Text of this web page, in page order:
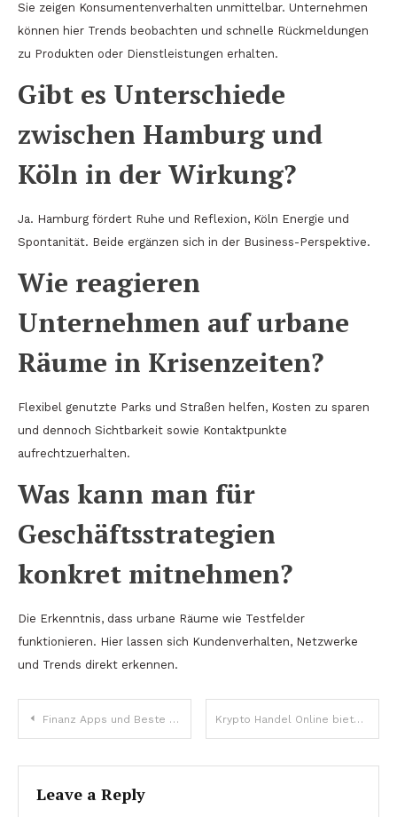
Sie zeigen Konsumentenverhalten unmittelbar. Unternehmen
können hier Trends beobachten und schnelle Rückmeldungen
zu Produkten oder Dienstleistungen erhalten.
Gibt es Unterschiede
zwischen Hamburg und
Köln in der Wirkung?
Ja. Hamburg fördert Ruhe und Reflexion, Köln Energie und
Spontanität. Beide ergänzen sich in der Business-Perspektive.
Wie reagieren
Unternehmen auf urbane
Räume in Krisenzeiten?
Flexibel genutzte Parks und Straßen helfen, Kosten zu sparen
und dennoch Sichtbarkeit sowie Kontaktpunkte
aufrechtzuerhalten.
Was kann man für
Geschäftsstrategien
konkret mitnehmen?
Die Erkenntnis, dass urbane Räume wie Testfelder
funktionieren. Hier lassen sich Kundenverhalten, Netzwerke
und Trends direkt erkennen.
Post
navigation
Finanz Apps und Beste Krypto Börsen für eine ganzheitliche Finanzsicht integrieren Krypto Handel Online bietet Werkzeuge, Finanzen News liefert Kontext
Leave a Reply